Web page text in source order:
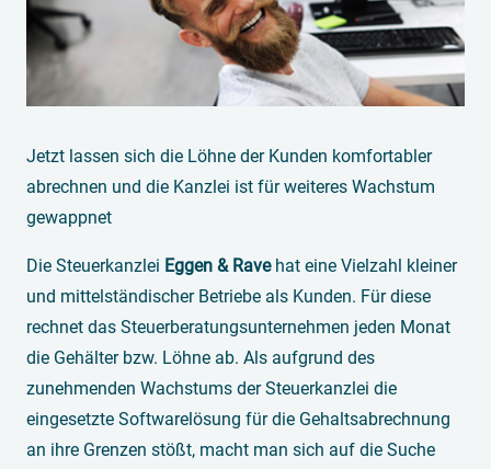
Jetzt lassen sich die Löhne der Kunden komfortabler
abrechnen und die Kanzlei ist für weiteres Wachstum
gewappnet
Die Steuerkanzlei Eggen & Ravehat eine Vielzahl kleiner
und mittelständischer Betriebe als Kunden. Für diese
rechnet das Steuerberatungsunternehmen jeden Monat
die Gehälter bzw. Löhne ab. Als aufgrund des
zunehmenden Wachstums der Steuerkanzlei die
eingesetzte Softwarelösung für die Gehaltsabrechnung
an ihre Grenzen stößt, macht man sich auf die Suche